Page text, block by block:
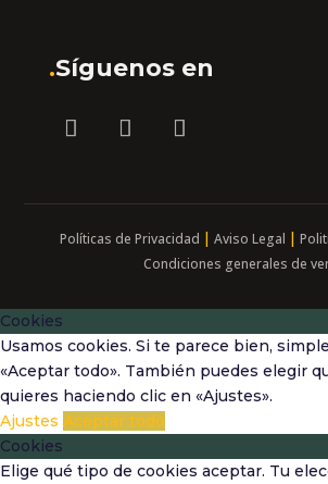
.Síguenos en
Políticas de Privacidad | Aviso Legal |
Condiciones generales de
Cookies
Usamos cookies. Si te parece bien,
«Aceptar todo». También puedes elegir
quieres haciendo clic en «Ajustes».
Ajustes Aceptar todo
Cookies
Elige qué tipo de cookies aceptar. Tu